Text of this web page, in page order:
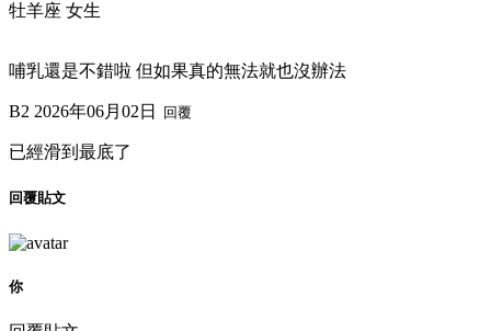
牡羊座 女生
哺乳還是不錯啦 但如果真的無法就也沒辦法
B2 2026年06月02日 回覆
已經滑到最底了
回覆貼文
你